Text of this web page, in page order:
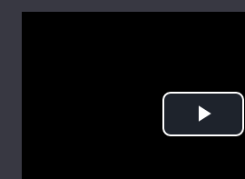
Play